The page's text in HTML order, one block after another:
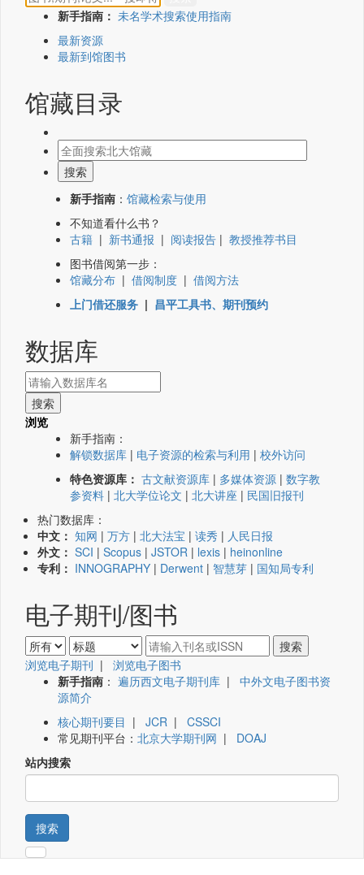
新手指南： 未名学术搜索使用指南
最新资源
最新到馆图书
馆藏目录
新手指南 ： 馆藏检索与使用
不知道看什么书？
古籍 | 新书通报 | 阅读报告 | 教授推荐书目
图书借阅第一步：
馆藏分布 | 借阅制度 | 借阅方法
上门借还服务 | 昌平工具书、期刊预约
数据库
浏览
新手指南：
解锁数据库 | 电子资源的检索与利用 | 校外访问
特色资源库： 古文献资源库 | 多媒体资源 | 数字教
参资料 | 北大学位论文 | 北大讲座 | 民国旧报刊
热门数据库：
中文： 知网 | 万方 | 北大法宝 | 读秀 | 人民日报
外文： SCI | Scopus | JSTOR | lexis | heinonline
专利： INNOGRAPHY | Derwent | 智慧芽 | 国知局专利
电子期刊/图书
浏览电子期刊 | 浏览电子图书
新手指南 ： 遍历西文电子期刊库 | 中外文电子图书资
源简介
核心期刊要目 | JCR | CSSCI
常见期刊平台： 北京大学期刊网 | DOAJ
站内搜索
搜索